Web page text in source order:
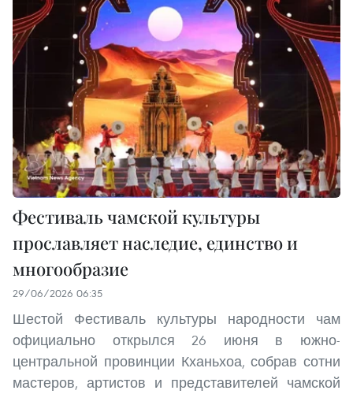
Фестиваль чамской культуры
прославляет наследие, единство и
многообразие
29/06/2026 06:35
Шестой Фестиваль культуры народности чам
официально открылся 26 июня в южно-
центральной провинции Кханьхоа, собрав сотни
мастеров, артистов и представителей чамской